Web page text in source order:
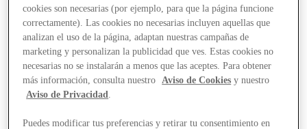
cookies son necesarias (por ejemplo, para que la página funcione
correctamente). Las cookies no necesarias incluyen aquellas que
analizan el uso de la página, adaptan nuestras campañas de
marketing y personalizan la publicidad que ves. Estas cookies no
necesarias no se instalarán a menos que las aceptes. Para obtener
más información, consulta nuestro
Aviso de Cookies y nuestro
Aviso de Privacidad
Puedes modificar tus preferencias y retirar tu consentimiento en